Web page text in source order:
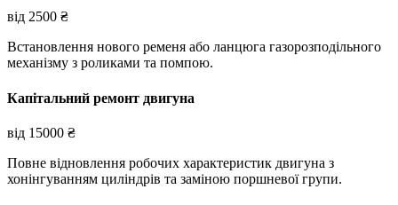
від 2500 ₴
Встановлення нового ременя або ланцюга газорозподільного
механізму з роликами та помпою.
Капітальний ремонт двигуна
від 15000 ₴
Повне відновлення робочих характеристик двигуна з
хонінгуванням циліндрів та заміною поршневої групи.